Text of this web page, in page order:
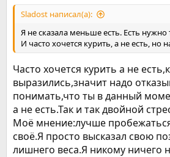
Sladost написал(а):
Я не сказала меньше есть. Есть
И часто хочется курить, а не есть, но
Часто хочется курить а не
выразились,значит надо
понимать,что ты в данный
а не есть.Так и так двойной
Моё мнение:лучше
своё.Я просто высказал свою
лишнего веса.Я никому ничего